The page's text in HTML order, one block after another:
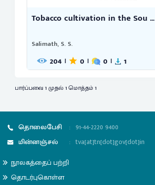
Tobacco cultivation in the Sou ...
Salimath, S. S.
204 | 0 | 0 | 1
பார்ப்பவை 1 முதல் 1 மொத்தம் 1
தொலைபேசி : 91-44-2220 9400
மின்னஞ்சல்
: tva[at]tn[dot]gov[dot]in
நூலகத்தைப் பற்றி
தொடர்புகொள்ள